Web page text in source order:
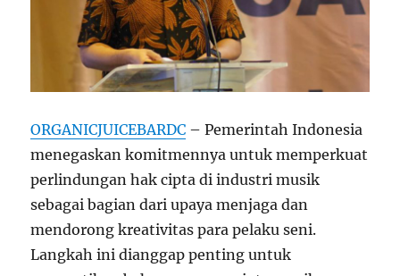
ORGANICJUICEBARDC – Pemerintah Indonesia
menegaskan komitmennya untuk memperkuat
perlindungan hak cipta di industri musik
sebagai bagian dari upaya menjaga dan
mendorong kreativitas para pelaku seni.
Langkah ini dianggap penting untuk